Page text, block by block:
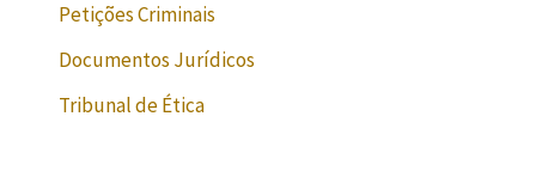
Petições Criminais
Documentos Jurídicos
Tribunal de Ética